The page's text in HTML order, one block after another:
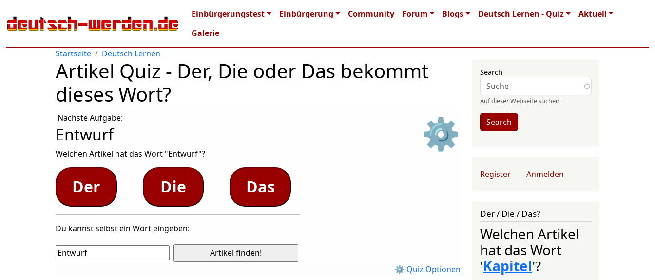
Main navigation
Einbürgerungstest Einbürgerung Community Forum Blogs Deutsch Lernen - Quiz
Aktuell
Galerie
Startseite
Deutsch Lernen
Artikel Quiz - Der, Die oder Das bekommt
dieses Wort?
⚙
Nächste Aufgabe:
Entwurf
Welchen Artikel hat das Wort "Entwurf"?
Der Die Das
Du kannst selbst ein Wort eingeben:
⚙ Quiz Optionen
Search
Auf dieser Webseite suchen
Search
User account menu
Register Anmelden
Der / Die / Das?
Welchen Artikel
hat das Wort
'Kapitel'?